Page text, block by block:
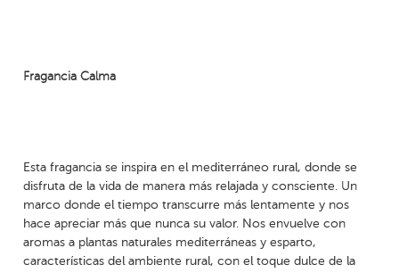
Fragancia Calma
Esta fragancia se inspira en el mediterráneo rural, donde se
disfruta de la vida de manera más relajada y consciente. Un
marco donde el tiempo transcurre más lentamente y nos
hace apreciar más que nunca su valor. Nos envuelve con
aromas a plantas naturales mediterráneas y esparto,
características del ambiente rural, con el toque dulce de la